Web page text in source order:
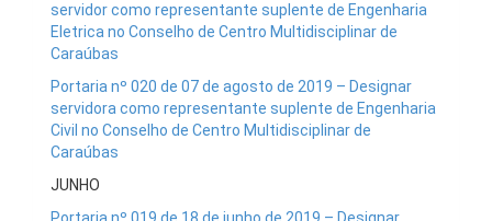
servidor como representante suplente de Engenharia
Eletrica no Conselho de Centro Multidisciplinar de
Caraúbas
Portaria nº 020 de 07 de agosto de 2019 – Designar
servidora como representante suplente de Engenharia
Civil no Conselho de Centro Multidisciplinar de
Caraúbas
JUNHO